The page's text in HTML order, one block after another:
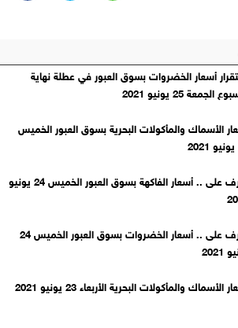
أسعار الخضروات بسوق العبور في عطلة نهاية
الجمعة 25 يونيو 2021
الأسماك والمأكولات البحرية بسوق العبور الخميس
تعرف على .. أسعار الفاكهة بسوق العبور الخميس 24 يونيو
تعرف على .. أسعار الخضروات بسوق العبور الخميس 24
الأسماك والمأكولات البحرية الأربعاء 23 يونيو 2021